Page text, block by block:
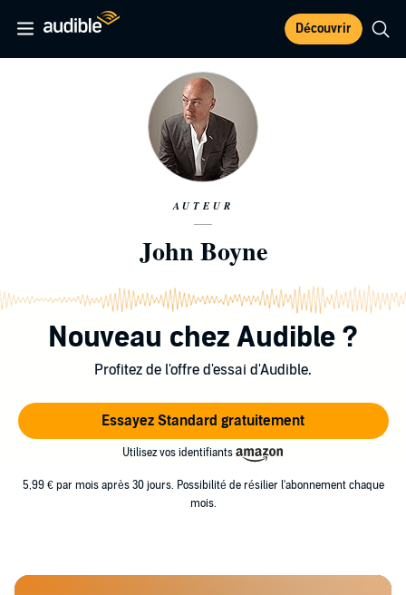
Découvrir
AUTEUR
John Boyne
Nouveau chez Audible ?
Profitez de l'offre d'essai d'Audible.
Essayez Standard gratuitement
Utilisez vos identifiants
5,99 € par mois après 30 jours. Possibilité de résilier l'abonnement chaque
mois.